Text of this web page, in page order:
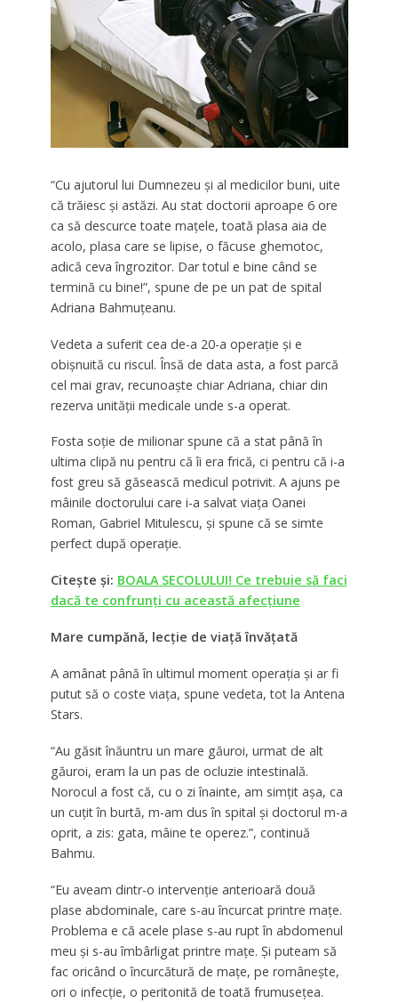
“Cu ajutorul lui Dumnezeu şi al medicilor buni, uite
că trăiesc şi astăzi. Au stat doctorii aproape 6 ore
ca să descurce toate maţele, toată plasa aia de
acolo, plasa care se lipise, o făcuse ghemotoc,
adică ceva îngrozitor. Dar totul e bine când se
termină cu bine!”, spune de pe un pat de spital
Adriana Bahmuţeanu.
Vedeta a suferit cea de-a 20-a operaţie şi e
obişnuită cu riscul. Însă de data asta, a fost parcă
cel mai grav, recunoaşte chiar Adriana, chiar din
rezerva unităţii medicale unde s-a operat.
Fosta soţie de milionar spune că a stat până în
ultima clipă nu pentru că îi era frică, ci pentru că i-a
fost greu să găsească medicul potrivit. A ajuns pe
mâinile doctorului care i-a salvat viaţa Oanei
Roman, Gabriel Mitulescu, şi spune că se simte
perfect după operaţie.
Citeşte şi: BOALA SECOLULUI! Ce trebuie să faci
dacă te confrunți cu această afecțiune
Mare cumpănă, lecţie de viaţă învăţată
Aamânat până în ultimul moment operaţia şi ar fi
putut să o coste viaţa, spune vedeta,tot la Antena
Stars.
“Au găsit înăuntru un mare găuroi, urmat de alt
găuroi, eram la un pas de ocluzie intestinală.
Norocul a fost că, cu o zi înainte, am simţit aşa, ca
un cuţit în burtă, m-am dus în spital şi doctorul m-a
oprit, a zis: gata, mâine te operez.”, continuă
Bahmu.
“Eu aveam dintr-o intervenţie anterioară două
plase abdominale, care s-au încurcat printre maţe.
Problema e că acele plase s-au rupt în abdomenul
meu şi s-au îmbârligat printre maţe. Şi puteam să
fac oricând o încurcătură de maţe, pe româneşte,
ori o infecţie, o peritonită de toată frumuseţea.